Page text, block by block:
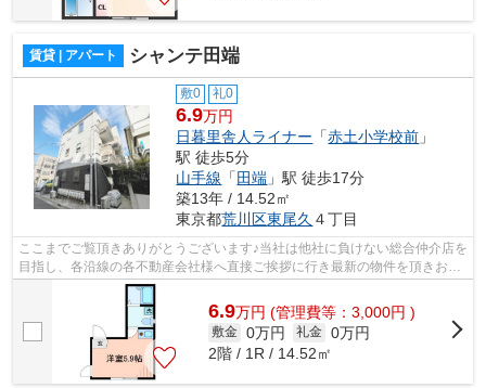
賃貸 | アパート シャンテ田端
敷0 礼0
6.9万円
日暮里舎人ライナー 「赤土小学校前 」
駅 徒歩5分
山手線 「 田端 」駅 徒歩17分
築13年 / 14.52㎡
東京都荒川区東尾久 ４丁目
ここまでご覧頂きありがとうございます♪当社は他社に負けない総合仲介店を
目指し、各沿線の各不動産会社様へ直接ご挨拶に行き最新の物件を頂きお客
様へ提供しております！最新の情報は...
6.9万円 (管理費等：3,000円 )
敷金 0万円 礼金 0万円
2階 / 1R / 14.52㎡